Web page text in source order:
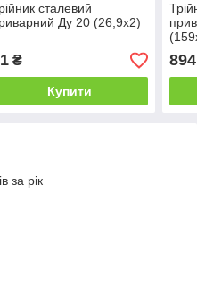
сталевий
Ду 20 (26,9х2)
₴
Купити
894
за рік